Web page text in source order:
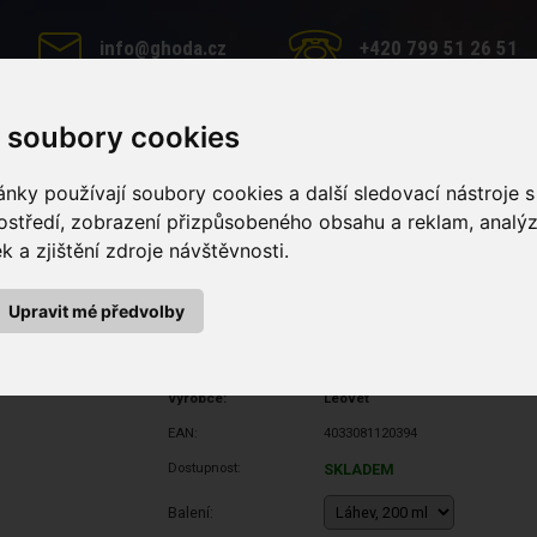
soubory cookies
používají soubory cookies a další sledovací nástroje
zobrazení přizpůsobeného obsahu a reklam,
a zjištění zdroje návštěvnosti.
Upravit mé předvolby
info@ghoda.cz +420 799 51 26 51
MINERÁLNÍ LIZY PÉČE O KONĚ KRMNÉ DOPLŇKY
kožené výrobky Lederschaum (Láhev, 200 ml)
výrobky Lederschaum
Výrobce: Leovet
EAN: 4033081120394
Dostupnost: SKLADEM
Balení: